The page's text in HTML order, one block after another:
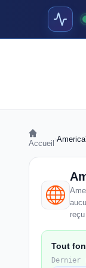
Accueil
Tout